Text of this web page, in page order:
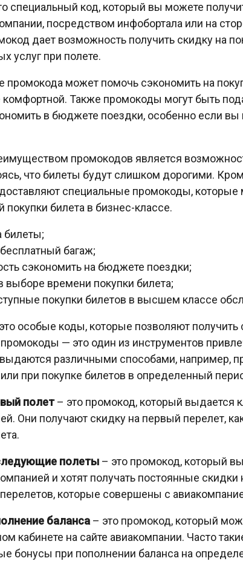
специальный код, который вы можете
посредством инфобортала или на
дает возможность получить скидку на
услуг при полете.
промокода может помочь сэкономить на
комфортной. Также промокоды могут быть
в бюджете поездки, особенно если вы
промокодов является
что билеты будут слишком дорогими.
специальные промокоды,
билета в бизнес-классе.
билеты;
багаж;
сэкономить на бюджете поездки;
выборе времени покупки билета;
покупки билетов в высшем классе
особые коды, которые позволяют получить
— это один из инструментов
различными способами, например,
при покупке билетов в определенный
полет– это промокод, который выдается
Они получают скидку на первый перелет,
полеты – это промокод, который
и хотят получать постоянные
перелетов, которые совершены с
баланса – это промокод, который
кабинете на сайте авиакомпании. Часто
бонусы при пополнении баланса на